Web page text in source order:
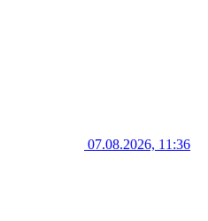
07.08.2026, 11:36